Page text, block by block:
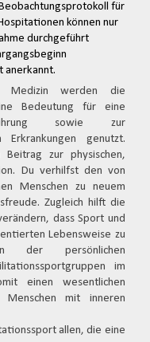
für
können nur
durchgeführt
anerkannt.
Medizin werden die
Bedeutung für eine
sowie zur
Erkrankungen genutzt.
zur physischen,
Du verhilfst den von
Menschen zu neuem
Zugleich hilft die
dass Sport und
Lebensweise zu
der persönlichen
im
einen wesentlichen
mit inneren
allen, die eine